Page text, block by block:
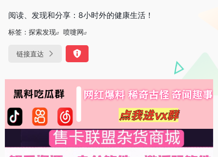
阅读、发现和分享：8小时外的健康生活！
标签： 探索发现 喷嚏网
链接直达